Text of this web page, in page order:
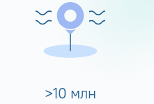
>10 млн